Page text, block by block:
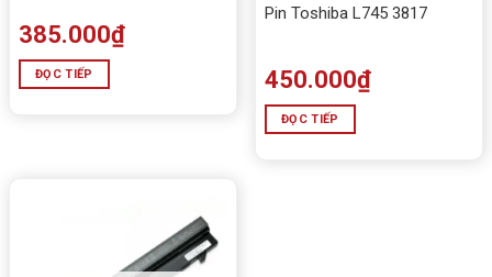
385.000₫
ĐỌC TIẾP
Pin Toshiba L745 3817
450.000₫
ĐỌC TIẾP